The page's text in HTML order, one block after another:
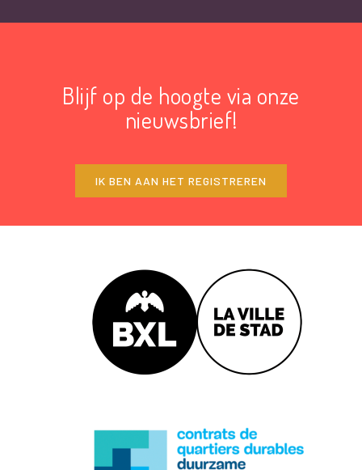
Blijf op de hoogte via onze
nieuwsbrief!
IK BEN AAN HET REGISTREREN